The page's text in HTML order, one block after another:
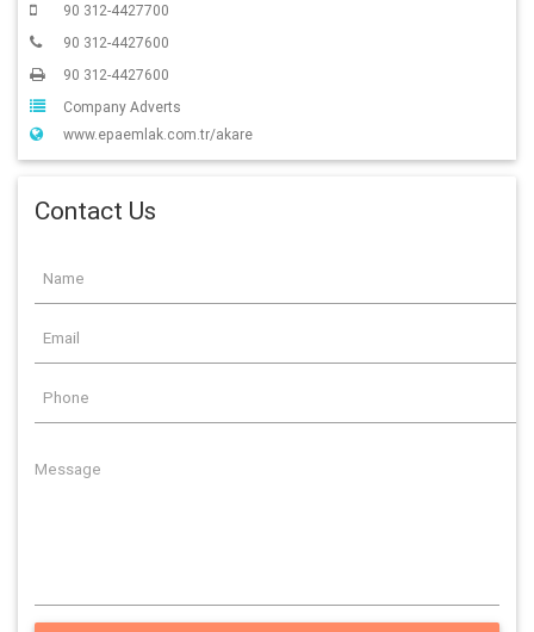
90 312-4427700
90 312-4427600
90 312-4427600
Company Adverts
www.epaemlak.com.tr/akare
Contact Us